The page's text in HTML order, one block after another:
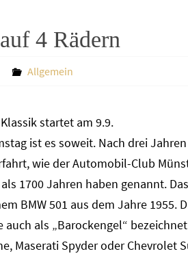
4 Rädern
Allgemein
startet am 9.9.
ist es soweit. Nach drei
wie der Automobil-Club
1700 Jahren haben genannt.
BMW 501 aus dem Jahre 1955.
als „Barockengel“
Maserati Spyder oder